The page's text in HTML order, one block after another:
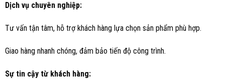
Dịch vụ chuyên nghiệp:
Tư vấn tận tâm, hỗ trợ khách hàng lựa chọn sản phẩm phù hợp.
Giao hàng nhanh chóng, đảm bảo tiến độ công trình.
Sự tin cậy từ khách hàng: